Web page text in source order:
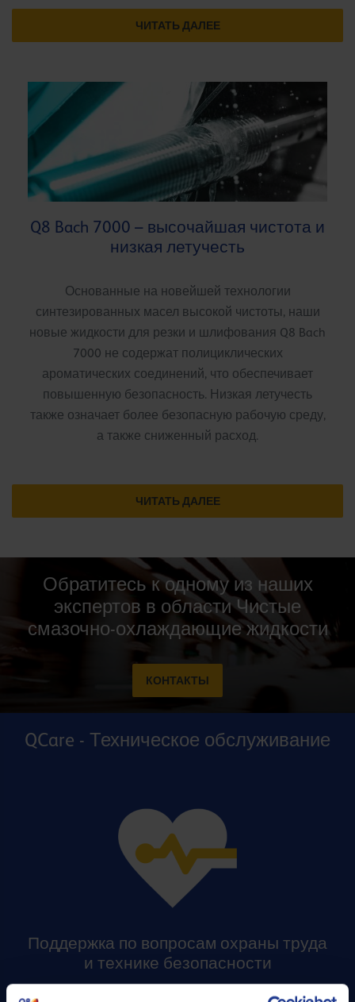
ЧИТАТЬ ДАЛЕЕ
Q8 Bach 7000 – высочайшая чистота и
низкая летучесть
Основанные на новейшей технологии
синтезированных масел высокой чистоты, наши
новые жидкости для резки и шлифования Q8 Bach
7000 не содержат полициклических
ароматических соединений, что обеспечивает
повышенную безопасность. Низкая летучесть
также означает более безопасную рабочую среду,
а также сниженный расход.
ЧИТАТЬ ДАЛЕЕ
Обратитесь к одному из наших
экспертов в области Чистые
смазочно-охлаждающие жидкости
КОНТАКТЫ
QCare - Техническое обслуживание
Поддержка по вопросам охраны труда
и технике безопасности